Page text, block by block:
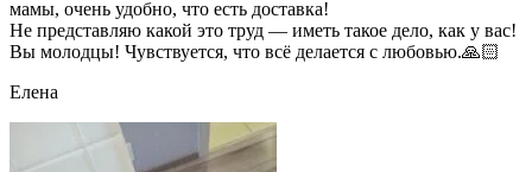
мамы, очень удобно, что есть доставка!
Не представляю какой это труд — иметь такое дело, как у вас!
Вы молодцы! Чувствуется, что всё делается с любовью.🙏🏻
Елена